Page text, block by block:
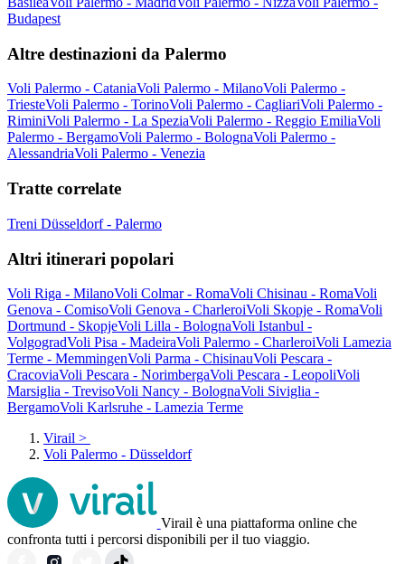
Budapest
Altre destinazioni da Palermo
Voli Palermo - CataniaVoli Palermo - MilanoVoli Palermo -
TriesteVoli Palermo - TorinoVoli Palermo - CagliariVoli Palermo -
RiminiVoli Palermo - La SpeziaVoli Palermo - Reggio EmiliaVoli
Palermo - BergamoVoli Palermo - BolognaVoli Palermo -
AlessandriaVoli Palermo - Venezia
Tratte correlate
Treni Düsseldorf - Palermo
Altri itinerari popolari
Voli Riga - MilanoVoli Colmar - RomaVoli Chisinau - RomaVoli
Genova - ComisoVoli Genova - CharleroiVoli Skopje - RomaVoli
Dortmund - SkopjeVoli Lilla - BolognaVoli Istanbul -
VolgogradVoli Pisa - MadeiraVoli Palermo - CharleroiVoli Lamezia
Terme - MemmingenVoli Parma - ChisinauVoli Pescara -
CracoviaVoli Pescara - NorimbergaVoli Pescara - LeopoliVoli
Marsiglia - TrevisoVoli Nancy - BolognaVoli Siviglia -
BergamoVoli Karlsruhe - Lamezia Terme
Virail >
Voli Palermo - Düsseldorf
Virail è una piattaforma online che
confronta tutti i percorsi disponibili per il tuo viaggio.